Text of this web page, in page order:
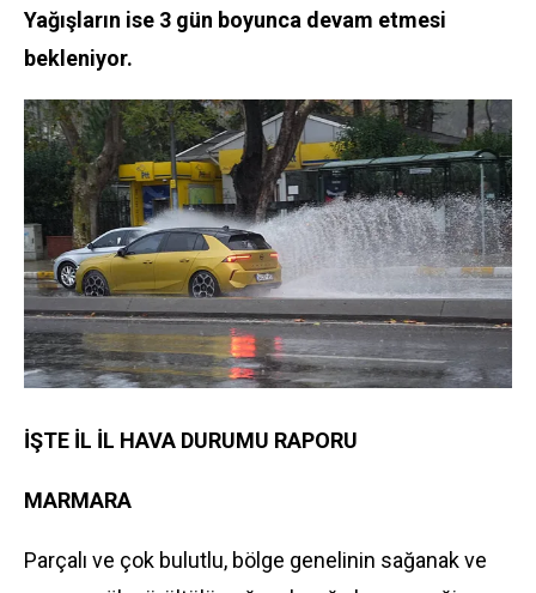
Yağışların ise 3 gün boyunca devam etmesi
bekleniyor.
İŞTE İL İL HAVA DURUMU RAPORU
MARMARA
Parçalı ve çok bulutlu, bölge genelinin sağanak ve